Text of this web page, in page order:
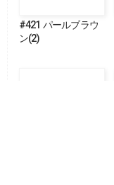
#421 パールブラウ
ン(2)